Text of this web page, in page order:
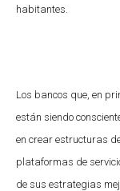
habitantes.
Los bancos que, en
están siendo
en crear estructuras
plataformas de
de sus estrategias